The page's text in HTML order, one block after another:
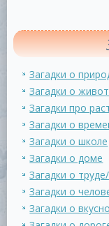
Загадки о
Загадки о
Загадки про
Загадки о
Загадки о школе
Загадки о доме
Загадки о
Загадки о
Загадки о